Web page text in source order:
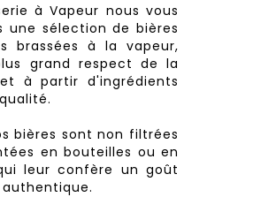
à Vapeur nous vous
une sélection de bières
brassées à la vapeur,
grand respect de la
à partir d'ingrédients
bières sont non filtrées
en bouteilles ou en
leur confère un goût